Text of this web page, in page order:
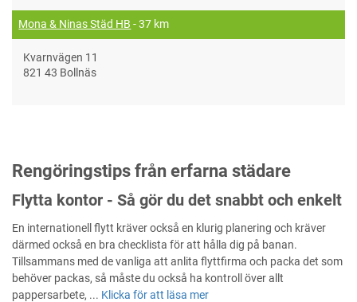
Mona & Ninas Städ HB - 37 km
Kvarnvägen 11
821 43 Bollnäs
Rengöringstips från erfarna städare
Flytta kontor - Så gör du det snabbt och enkelt
En internationell flytt kräver också en klurig planering och kräver
därmed också en bra checklista för att hålla dig på banan.
Tillsammans med de vanliga att anlita flyttfirma och packa det som
behöver packas, så måste du också ha kontroll över allt
pappersarbete, ... Klicka för att läsa mer